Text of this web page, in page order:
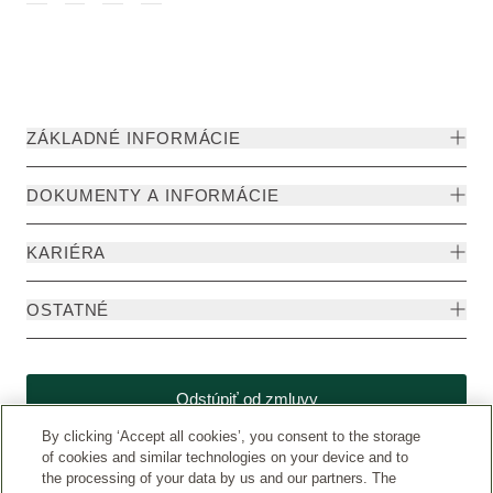
ZÁKLADNÉ INFORMÁCIE
DOKUMENTY A INFORMÁCIE
KARIÉRA
OSTATNÉ
Odstúpiť od zmluvy
By clicking ‘Accept all cookies’, you consent to the storage
of cookies and similar technologies on your device and to
the processing of your data by us and our partners. The